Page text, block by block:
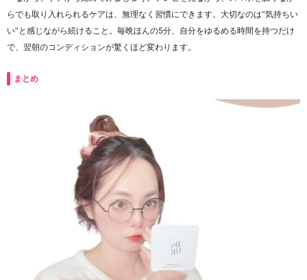
らでも取り入れられるケアは、無理なく習慣にできます。大切なのは“気持ちい
い”と感じながら続けること。毎晩ほんの5分、自分をゆるめる時間を持つだけ
で、翌朝のコンディションが驚くほど変わります。
まとめ